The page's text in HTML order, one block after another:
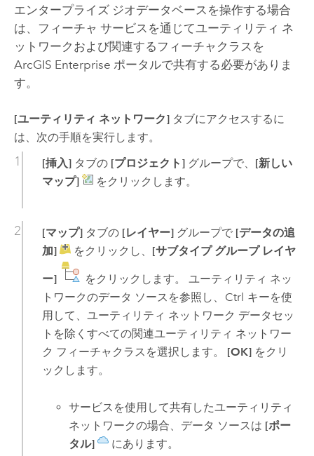
エンタープライズ ジオデータベースを操作する場合
は、フィーチャ サービスを通じてユーティリティ ネ
ットワークおよび関連するフィーチャクラスを
ArcGIS Enterprise ポータルで共有する必要がありま
す。
[ユーティリティ ネットワーク]タブにアクセスするに
は、次の手順を実行します。
[挿入]タブの [プロジェクト]グループで、 [新しい
マップ]
をクリックします。
[マップ]タブの [レイヤー]グループで [データの追
加]
をクリックし、 [サブタイプ グループ レイヤ
ー]
をクリックします。 ユーティリティ ネッ
トワークのデータ ソースを参照し、
Ctrl キーを使
用して、ユーティリティ ネットワーク データセッ
トを除くすべての関連ユーティリティ ネットワー
ク フィーチャクラスを選択します。 [OK]をクリ
ックします。
サービスを使用して共有したユーティリティ
ネットワークの場合、データ ソースは [ポー
タル]
にあります。